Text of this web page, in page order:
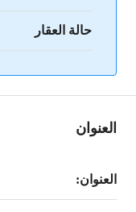
حالة العقار
العنوان
العنوان: